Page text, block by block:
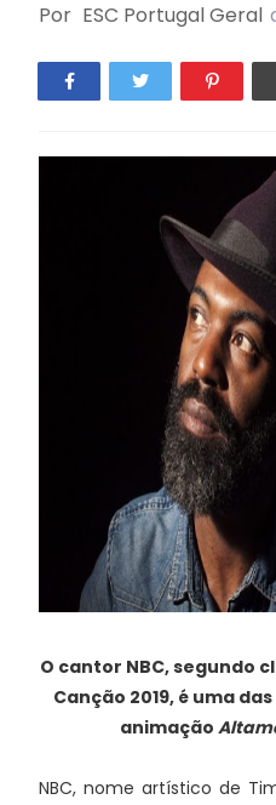
Por ESC Portugal Geral
O cantor NBC, segundo
Canção 2019, é uma
animação
NBC, nome artístico de